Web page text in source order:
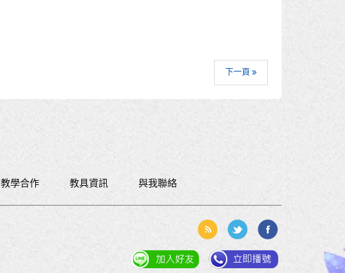
下一頁
教學合作 教具資訊 與我聯絡